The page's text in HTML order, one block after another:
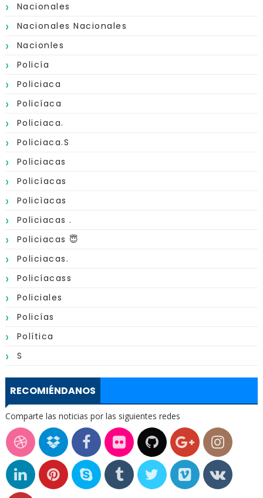
Nacionales
Nacionales Nacionales
Nacionles
Policía
Policiaca
Policíaca
Policiaca.
Policiaca.s
Policiacas
Policíacas
Policìacas
Policiacas .
Policiacas 😇
Policiacas.
Policíacass
Policiales
Policías
Política
S
RECOMIÉNDANOS
Comparte las noticias por las siguientes redes